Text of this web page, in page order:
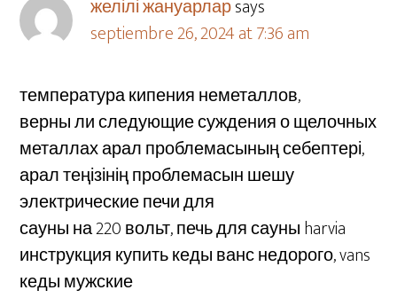
желілі жануарларsays
septiembre 26, 2024 at 7:36 am
температура кипения неметаллов,
верны ли следующие суждения о щелочных
металлах арал проблемасының себептері,
арал теңізінің проблемасын шешу
электрические печи для
сауны на 220 вольт, печь для сауны harvia
инструкция купить кеды ванс недорого, vans
кеды мужские